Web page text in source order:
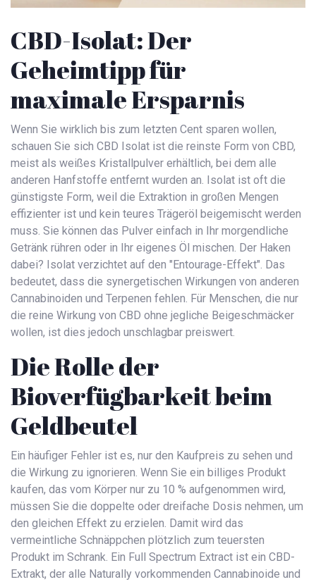
CBD-Isolat: Der
Geheimtipp für
maximale Ersparnis
Wenn Sie wirklich bis zum letzten Cent sparen wollen,
schauen Sie sich CBD Isolat ist die reinste Form von CBD,
meist als weißes Kristallpulver erhältlich, bei dem alle
anderen Hanfstoffe entfernt wurden an. Isolat ist oft die
günstigste Form, weil die Extraktion in großen Mengen
effizienter ist und kein teures Trägeröl beigemischt werden
muss. Sie können das Pulver einfach in Ihr morgendliche
Getränk rühren oder in Ihr eigenes Öl mischen. Der Haken
dabei? Isolat verzichtet auf den "Entourage-Effekt". Das
bedeutet, dass die synergetischen Wirkungen von anderen
Cannabinoiden und Terpenen fehlen. Für Menschen, die nur
die reine Wirkung von CBD ohne jegliche Beigeschmäcker
wollen, ist dies jedoch unschlagbar preiswert.
Die Rolle der
Bioverfügbarkeit beim
Geldbeutel
Ein häufiger Fehler ist es, nur den Kaufpreis zu sehen und
die Wirkung zu ignorieren. Wenn Sie ein billiges Produkt
kaufen, das vom Körper nur zu 10 % aufgenommen wird,
müssen Sie die doppelte oder dreifache Dosis nehmen, um
den gleichen Effekt zu erzielen. Damit wird das
vermeintliche Schnäppchen plötzlich zum teuersten
Produkt im Schrank. Ein Full Spectrum Extract ist ein CBD-
Extrakt, der alle Naturally vorkommenden Cannabinoide und